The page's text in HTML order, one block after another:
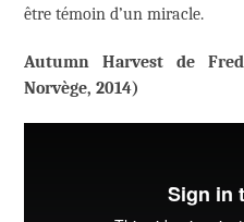
être témoin d’un miracle.
Autumn Harvest de
Norvège, 2014)